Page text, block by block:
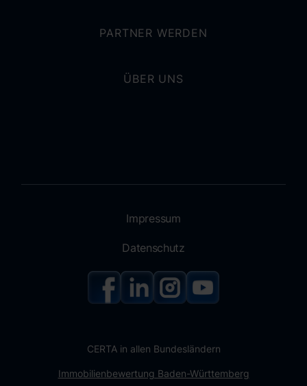
PARTNER WERDEN
ÜBER UNS
Impressum
Datenschutz
CERTA in allen Bundesländern
Immobilienbewertung Baden-Württemberg